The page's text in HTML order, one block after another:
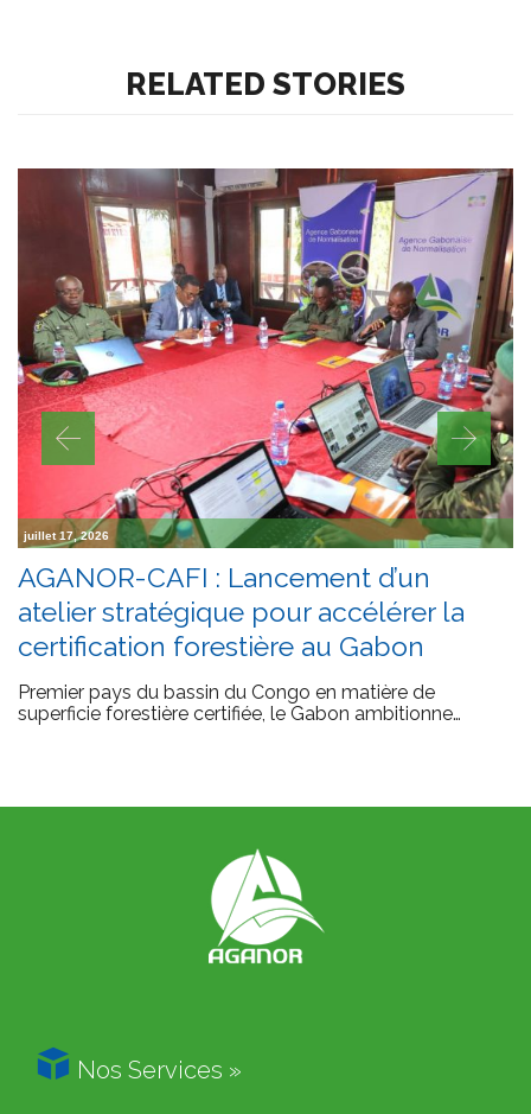
RELATED STORIES
juillet 17, 2026
AGANOR-CAFI : Lancement d’un
atelier stratégique pour accélérer la
certification forestière au Gabon
Premier pays du bassin du Congo en matière de
superficie forestière certifiée, le Gabon ambitionne…
 Nos Services »